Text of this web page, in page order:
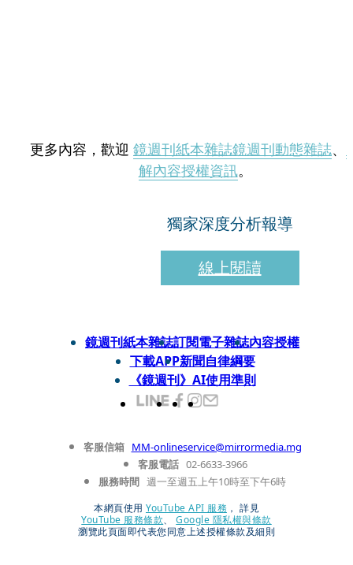
更多內容，歡迎 鏡週刊紙本雜誌鏡週刊動態雜誌、
解內容授權資訊。
獨家深度分析報導
線上閱讀
鏡週刊紙本雜誌訂閱電子雜誌內容授權
下載APP新聞自律綱要
《鏡週刊》AI使用準則
客服信箱 MM-onlineservice@mirrormedia.mg
客服電話 02-6633-3966
服務時間 週一至週五上午10時至下午6時
本網頁使用 YouTube API 服務 ， 詳見
YouTube 服務條款、
Google 隱私權與條款
瀏覽此頁面即代表您同意上述授權條款及細則